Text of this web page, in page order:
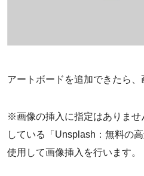
アートボードを追加できたら、
※画像の挿入に指定はありませ
している「Unsplash：無料の
使用して画像挿入を行います。